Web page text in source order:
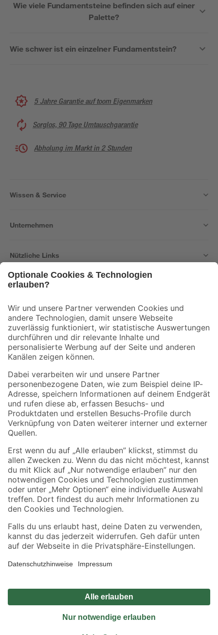
Wie viele Fundamentsteine befinden sich auf einer
Palette?
Wie schwer ist ein einzelner Fundamentstein?
5 Jahre Garantie auf toom Eigenmarken
Sorglos, 90 Tage Umtauschgarantie
Abholung im Markt in 2 Stunden
Wissen & Service
Unternehmen
Nützliche Links
Der toom Newsletter: Keine Angebote und Aktionen mehr verpassen!
Zur Newsletter Anmeldung
Folge uns
Zahlungsarten Versandarten
Sicher einkaufen
Jetzt die toom-App herunterladen
Alle Preisangaben in EUR inkl. gesetzl. MwSt.. Die dargestellten Angebote sind unter
Umständen nicht in allen Märkten verfügbar. Die angegebenen Verfügbarkeiten beziehen
Produkte nur solange der Vorrat reicht.
*Paketversand ab 59 € versandkostenfrei, gilt nicht für Artikel mit Speditionsversand, hier
Privatsphäre Impressum
Nutzungsbedingungen
Widerrufsrecht
Vertrag widerrufen